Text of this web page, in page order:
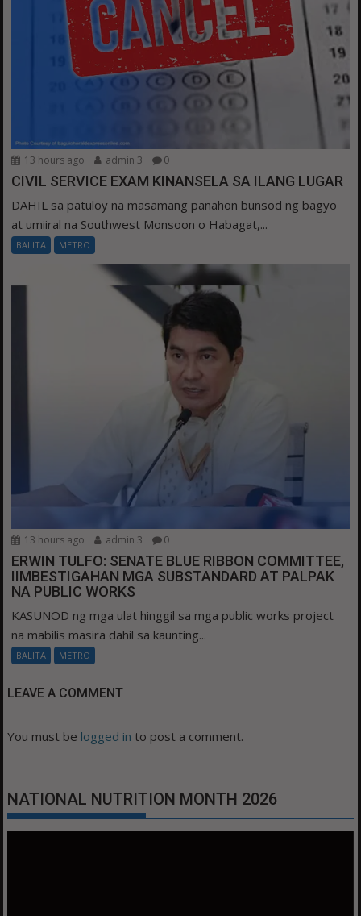
13 hours ago admin 3 0
CIVIL SERVICE EXAM KINANSELA SA ILANG LUGAR
DAHIL sa patuloy na masamang panahon bunsod ng bagyo
at umiiral na Southwest Monsoon o Habagat,...
BALITA METRO
13 hours ago admin 3 0
ERWIN TULFO: SENATE BLUE RIBBON COMMITTEE,
IIMBESTIGAHAN MGA SUBSTANDARD AT PALPAK
NA PUBLIC WORKS
KASUNOD ng mga ulat hinggil sa mga public works project
na mabilis masira dahil sa kaunting...
BALITA METRO
LEAVE A COMMENT
You must be logged in to post a comment.
NATIONAL NUTRITION MONTH 2026